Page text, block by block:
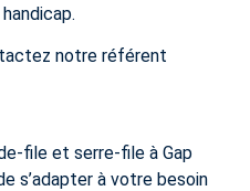
notre référent
file et serre-file à Gap
s’adapter à votre besoin